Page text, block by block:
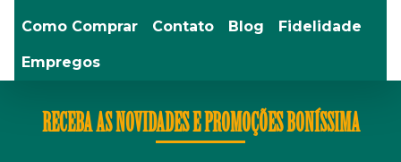
Como Comprar Contato Blog Fidelidade
Empregos
RECEBA AS NOVIDADES E PROMOÇÕES BONÍSSIMA